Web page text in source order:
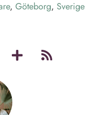
, Göteborg, Sverige